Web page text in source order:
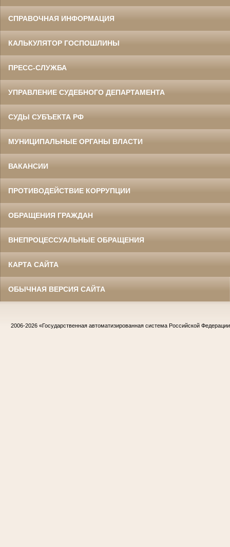
СПРАВОЧНАЯ ИНФОРМАЦИЯ
КАЛЬКУЛЯТОР ГОСПОШЛИНЫ
ПРЕСС-СЛУЖБА
УПРАВЛЕНИЕ СУДЕБНОГО ДЕПАРТАМЕНТА
СУДЫ СУБЪЕКТА РФ
МУНИЦИПАЛЬНЫЕ ОРГАНЫ ВЛАСТИ
ВАКАНСИИ
ПРОТИВОДЕЙСТВИЕ КОРРУПЦИИ
ОБРАЩЕНИЯ ГРАЖДАН
ВНЕПРОЦЕССУАЛЬНЫЕ ОБРАЩЕНИЯ
КАРТА САЙТА
ОБЫЧНАЯ ВЕРСИЯ САЙТА
2006-2026 «Государственная автоматизированная система Российской